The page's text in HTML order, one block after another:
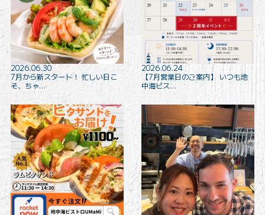
2026.06.30
7月から新スタート！ 忙しい日こ
そ、ちゃ…
2026.06.24
【7月営業日のご案内】 いつも地
中海ビス…